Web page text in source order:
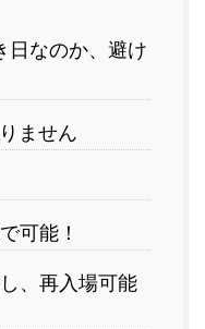
日なのか、避け
ません
可能！
、再入場可能